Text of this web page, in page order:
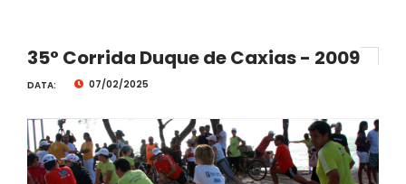
35° Corrida Duque de Caxias - 2009
DATA: 07/02/2025